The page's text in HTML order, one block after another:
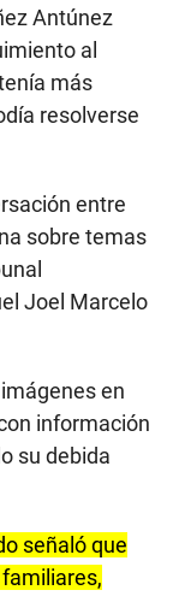
Antúnez
al
más
resolverse
entre
sobre temas
Joel Marcelo
en
información
su debida
señaló que